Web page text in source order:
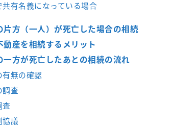
有名義になっている場合
片方（一人）が死亡した場合の相続
動産を相続するメリット
一方が死亡したあとの相続の流れ
無の確認
調査
査
協議